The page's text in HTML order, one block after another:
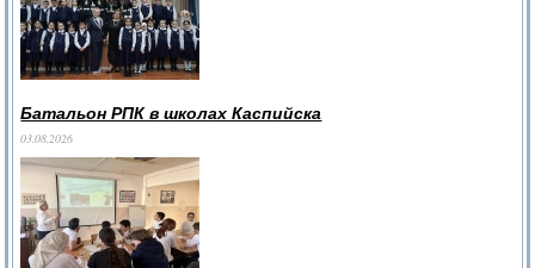
Батальон РПК в школах Каспийска
03.08.2026